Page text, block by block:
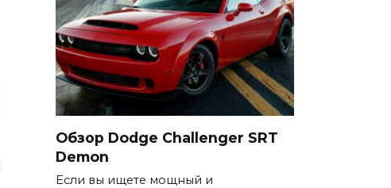
Обзор Dodge Challenger SRT
Demon
Если вы ищете мощный и